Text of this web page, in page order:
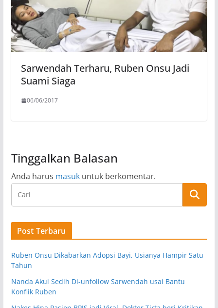
Sarwendah Terharu, Ruben Onsu Jadi
Suami Siaga
06/06/2017
Tinggalkan Balasan
Anda harus masukuntuk berkomentar.
Post Terbaru
Ruben Onsu Dikabarkan Adopsi Bayi, Usianya Hampir Satu
Tahun
Nanda Akui Sedih Di-unfollow Sarwendah usai Bantu
Konflik Ruben